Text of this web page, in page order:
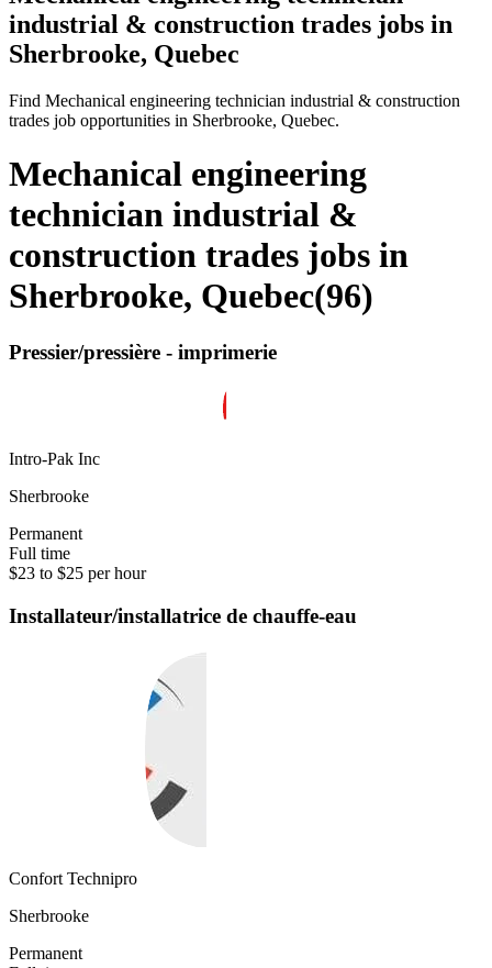
industrial & construction trades jobs in
Sherbrooke, Quebec
Find Mechanical engineering technician industrial & construction
trades job opportunities in Sherbrooke, Quebec.
Mechanical engineering
technician industrial &
construction trades jobs in
Sherbrooke, Quebec(96)
Pressier/pressière - imprimerie
Intro-Pak Inc
Sherbrooke
Permanent
Full time
$23 to $25 per hour
Installateur/installatrice de chauffe-eau
Confort Technipro
Sherbrooke
Permanent